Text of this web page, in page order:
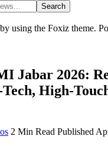
using the Foxiz theme.
Jabar 2026:
High-
2 Min Read Published